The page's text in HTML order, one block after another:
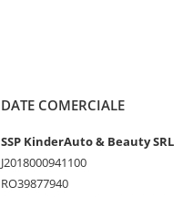
DATE COMERCIALE
SSP KinderAuto & Beauty SRL
J2018000941100
RO39877940